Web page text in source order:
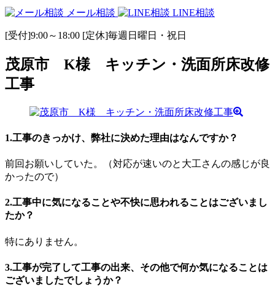
メール相談 LINE相談
[受付]9:00～18:00 [定休]毎週日曜日・祝日
茂原市 K様 キッチン・洗面所床改修
工事
1.工事のきっかけ、弊社に決めた理由はなんですか？
前回お願いしていた。（対応が速いのと大工さんの感じが良
かったので）
2.工事中に気になることや不快に思われることはございまし
たか？
特にありません。
3.工事が完了して工事の出来、その他で何か気になることは
ございましたでしょうか？